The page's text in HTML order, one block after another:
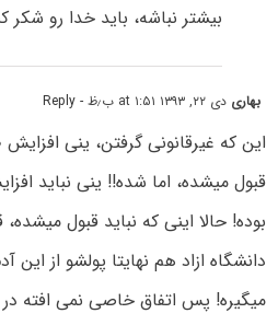
بیشتر نباشه، باید خدا رو شکر
بهاری دی ۲۲, ۱۳۹۳ at ۱:۵۱ ب٫ظ - Reply
این که غیرقانونی گرفتن، ینی
قبول میشده، اما شده!! ینی نباید
بوده! حالا اینی که نباید قبول
دانشگاه ازاد هم نهایتا پولشو از
میگیره! پس اتفاق خاصی نمی افته